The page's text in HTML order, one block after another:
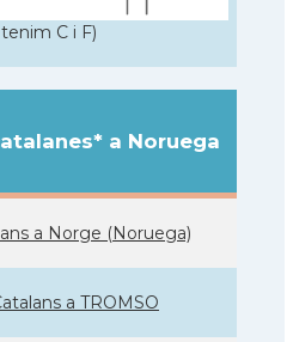
tenim C i F)
a Noruega
a Norge (Noruega)
a TROMSO